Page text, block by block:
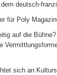
deutsch-
für Poly
auf die
sich an